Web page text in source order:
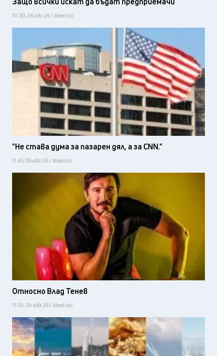
10:30, 06 авг 26 / Idealisti
"Не става дума за пазарен дял, а за CNN."
11:45, 05 авг 26 / Idealisti
Относно Влад Тенев
11:50, 04 авг 26 / Idealisti